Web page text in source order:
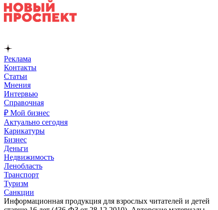
Реклама
Контакты
Статьи
Мнения
Интервью
Справочная
₽ Мой бизнес
Актуально сегодня
Карикатуры
Бизнес
Деньги
Недвижимость
Ленобласть
Транспорт
Туризм
Санкции
Информационная продукция для взрослых читателей и детей